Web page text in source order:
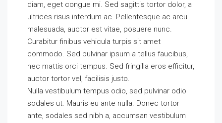
diam, eget congue mi. Sed sagittis tortor dolor, a
ultrices risus interdum ac. Pellentesque ac arcu
malesuada, auctor est vitae, posuere nunc.
Curabitur finibus vehicula turpis sit amet
commodo. Sed pulvinar ipsum a tellus faucibus,
nec mattis orci tempus. Sed fringilla eros efficitur,
auctor tortor vel, facilisis justo.
Nulla vestibulum tempus odio, sed pulvinar odio
sodales ut. Mauris eu ante nulla. Donec tortor
ante, sodales sed nibh a, accumsan vestibulum